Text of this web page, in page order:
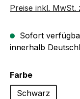
Preise inkl. MwSt.
Sofort
innerhalb
Farbeauswählen
Schwarz